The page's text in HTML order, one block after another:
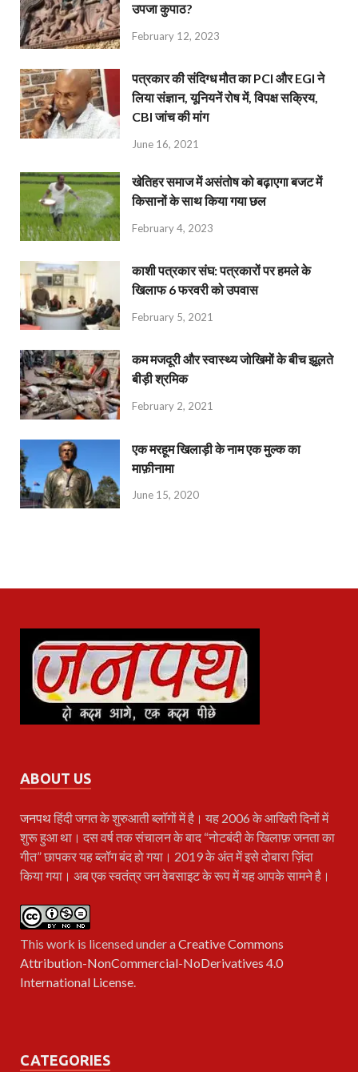
उपजा कुपाठ?
February 12, 2023
पत्रकार की संदिग्ध मौत का PCI और EGI ने
लिया संज्ञान, यूनियनें रोष में, विपक्ष सक्रिय,
CBI जांच की मांग
June 16, 2021
खेतिहर समाज में असंतोष को बढ़ाएगा बजट में
किसानों के साथ किया गया छल
February 4, 2023
काशी पत्रकार संघ: पत्रकारों पर हमले के
खिलाफ 6 फरवरी को उपवास
February 5, 2021
कम मजदूरी और स्वास्थ्य जोखिमों के बीच झूलते
बीड़ी श्रमिक
February 2, 2021
एक मरहूम खिलाड़ी के नाम एक मुल्क का
माफ़ीनामा
June 15, 2020
ABOUT US
जनपथहिंदी जगत के शुरुआती ब्लॉगों में है। यह 2006 के आखिरी दिनों में
शुरू हुआ था। दस वर्ष तक संचालन के बाद “नोटबंदी के खिलाफ़ जनता का
गीत” छापकर यह ब्लॉग बंद हो गया। 2019 के अंत में इसे दोबारा ज़िंदा
किया गया। अब एक स्वतंत्र जन वेबसाइट के रूप में यह आपके सामने है।
This work is licensed under aCreative Commons
Attribution-NonCommercial-NoDerivatives 4.0
International License
CATEGORIES